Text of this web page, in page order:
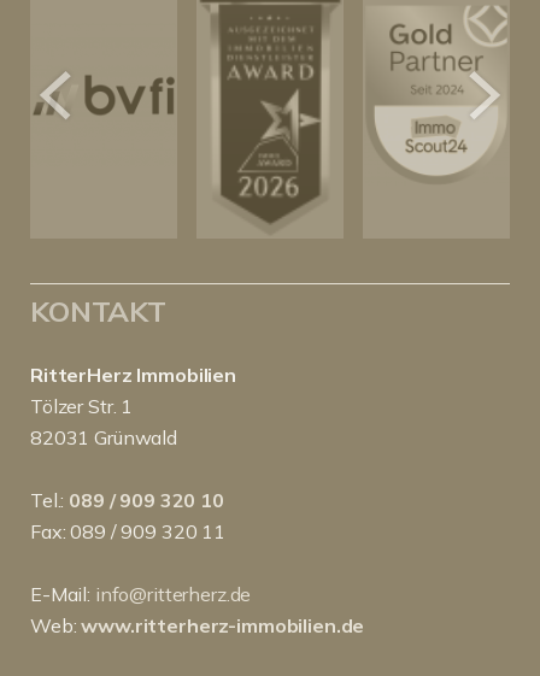
KONTAKT
RitterHerz Immobilien
Tölzer Str. 1
82031 Grünwald
Tel.: 089 / 909 320 10
Fax: 089 / 909 320 11
E-Mail: info@ritterherz.de
Web:www.ritterherz-immobilien.de